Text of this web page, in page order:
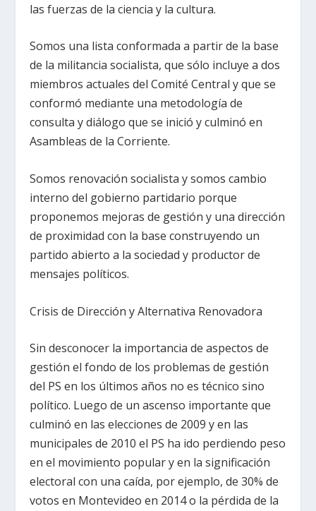
las fuerzas de la ciencia y la cultura.
Somos una lista conformada a partir de la base
de la militancia socialista, que sólo incluye a dos
miembros actuales del Comité Central y que se
conformó mediante una metodología de
consulta y diálogo que se inició y culminó en
Asambleas de la Corriente.
Somos renovación socialista y somos cambio
interno del gobierno partidario porque
proponemos mejoras de gestión y una dirección
de proximidad con la base construyendo un
partido abierto a la sociedad y productor de
mensajes políticos.
Crisis de Dirección y Alternativa Renovadora
Sin desconocer la importancia de aspectos de
gestión el fondo de los problemas de gestión
del PS en los últimos años no es técnico sino
político. Luego de un ascenso importante que
culminó en las elecciones de 2009 y en las
municipales de 2010 el PS ha ido perdiendo peso
en el movimiento popular y en la significación
electoral con una caída, por ejemplo, de 30% de
votos en Montevideo en 2014 o la pérdida de la